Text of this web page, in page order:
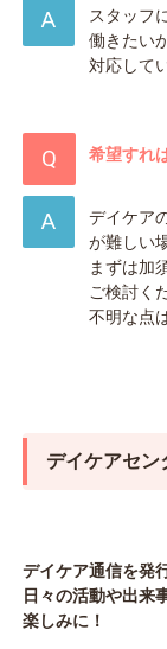
スタッフ
働きたい
対応して
希望すれ
デイケア
が難しい
まずは加
ご検討く
不明な点
デイケアセン
デイケア通信を発
日々の活動や出来
楽しみに！